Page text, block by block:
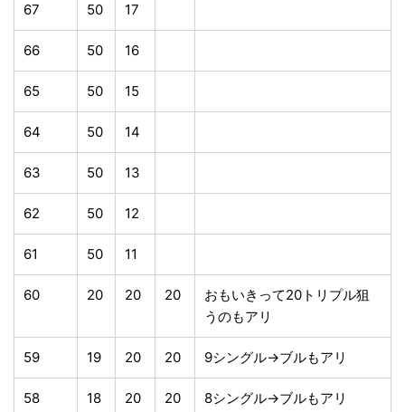
67 50 17
66 50 16
65 50 15
64 50 14
63 50 13
62 50 12
61 50 11
60 20 20 20
おもいきって20トリプル狙
うのもアリ
59 19 20 20 9シングル→ブルもアリ
58 18 20 20 8シングル→ブルもアリ